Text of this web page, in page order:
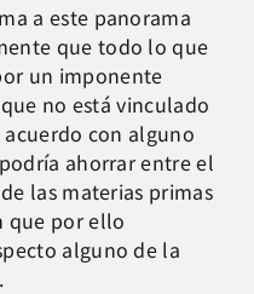
a este panorama
que todo lo que
un imponente
no está vinculado
con alguno
ahorrar entre el
las materias primas
que por ello
alguno de la